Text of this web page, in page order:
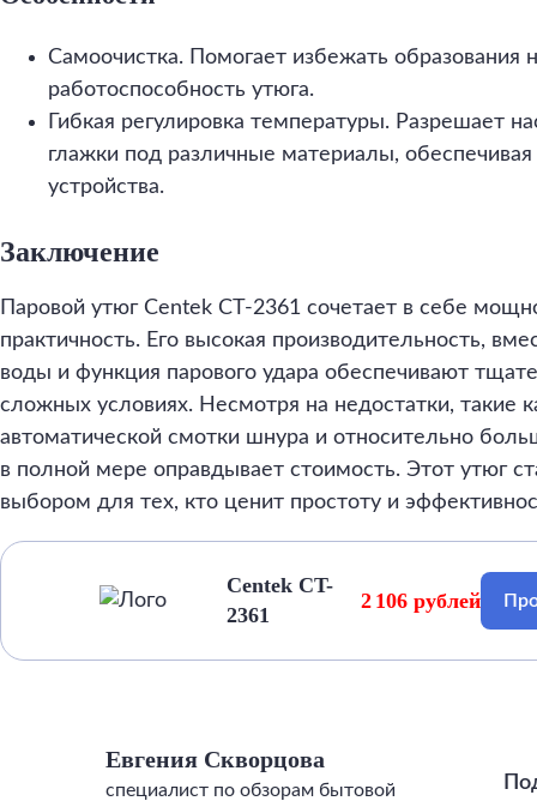
Самоочистка. Помогает избежать образования
работоспособность утюга.
Гибкая регулировка температуры. Разрешает
глажки под различные материалы, обеспечивая
устройства.
Заключение
Паровой утюг Centek CT-2361 сочетает в себе
практичность. Его высокая производительность,
воды и функция парового удара обеспечивают
сложных условиях. Несмотря на недостатки, такие
автоматической смотки шнура и относительно
в полной мере оправдывает стоимость. Этот утюг
выбором для тех, кто ценит простоту и
Centek CT-
2361
2 106 рублей
Евгения Скворцова
специалист по обзорам бытовой